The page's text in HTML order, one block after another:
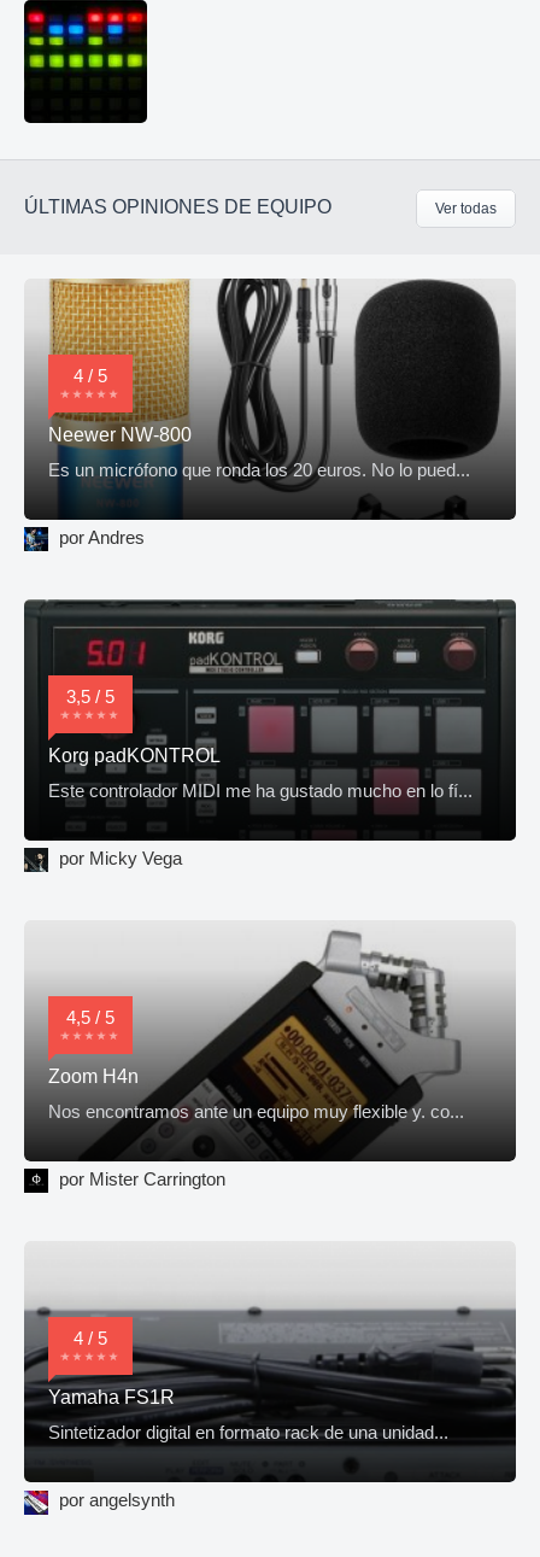
ÚLTIMAS OPINIONES DE EQUIPO Ver todas
4 / 5
Neewer NW-800
Es un micrófono que ronda los 20 euros. No lo pued...
por Andres
3,5 / 5
Korg padKONTROL
Este controlador MIDI me ha gustado mucho en lo fí...
por Micky Vega
4,5 / 5
Zoom H4n
Nos encontramos ante un equipo muy flexible y. co...
por Mister Carrington
4 / 5
Yamaha FS1R
Sintetizador digital en formato rack de una unidad...
por angelsynth